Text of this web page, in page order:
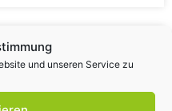
und unseren Service zu
Logos und Texte)